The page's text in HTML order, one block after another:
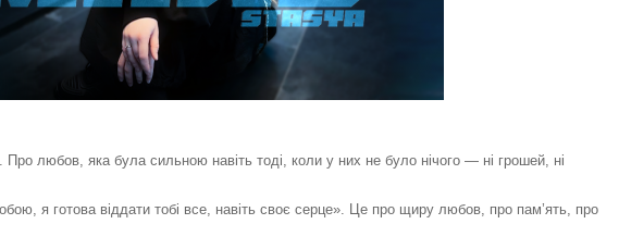
Про любов, яка була сильною навіть тоді, коли у них не було нічого — ні грошей, ні
я готова віддати тобі все, навіть своє серце». Це про щиру любов, про пам’ять, про